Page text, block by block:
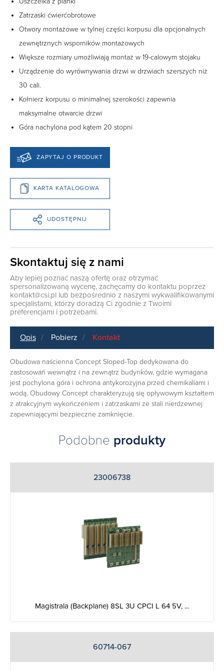
Zatrzaski ćwierćobrotowe
Otwory montażowe w tylnej części korpusu dla opcjonalnych
zewnętrznych wsporników montażowych
Większe rozmiary umożliwiają montaż w 19-calowym stojaku
Urządzenie do wyrównywania drzwi w drzwiach szerszych niż
30 cali.
Kołnierz korpusu o minimalnej szerokości zapewnia
maksymalne otwarcie drzwi
Góra nachylona pod kątem 20 stopni
ZAPYTAJ O PRODUKT
KARTA KATALOGOWA
UDOSTĘPNIJ
Skontaktuj się z nami
Aby lepiej poznać naszą ofertę oraz otrzymać
spersonalizowaną wycenę, zachęcamy do kontaktu poprzez
kontakt@csi.pl lub bezpośrednio z naszymi wykwalifikowanymi
specjalistami, którzy doradzą Ci zgodnie z Twoimi
preferencjami i potrzebami.
Opis Pobierz Kontakt
Obudowa naścienna Concept Sloped-Top dedykowana do
zastosowań wewnątrz i na zewnątrz budynków, gdzie wymagana
jest pochylona góra i ochrona antykorozyjna przed chemikaliami i
wodą. Obudowy Concept charakteryzują się opływowym kształtem
z atrakcyjnym wykończeniem i zatrzaskami ze stali nierdzewnej
zapewniającymi bezpieczne zamknięcie.
Podobne produkty
23006738
Magistrala (Backplane) 8SL 3U CPCI L 64 5V, ...
60714-067